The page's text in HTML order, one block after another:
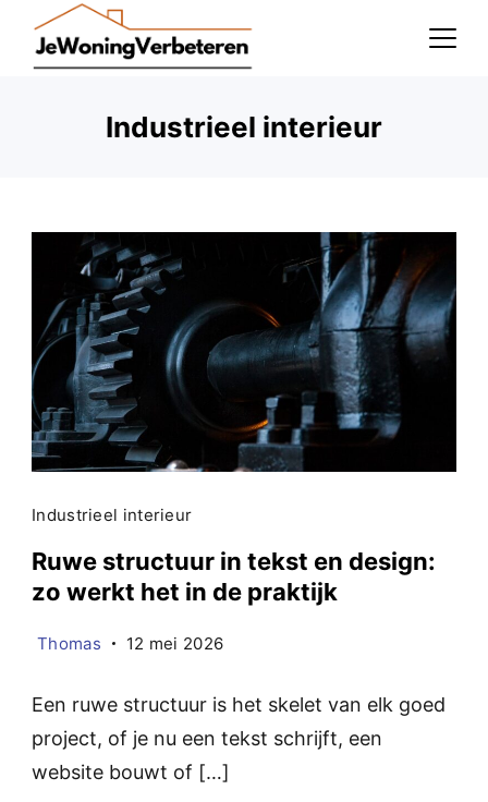
Industrieel interieur
Industrieel interieur
Ruwe structuur in tekst en design:
zo werkt het in de praktijk
Thomas 12 mei 2026
Een ruwe structuur is het skelet van elk goed
project, of je nu een tekst schrijft, een
website bouwt of […]